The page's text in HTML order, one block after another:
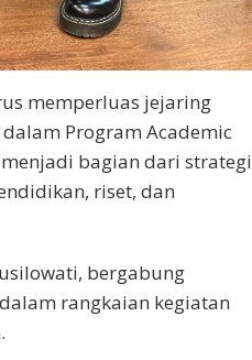
memperluas jejaring
Program Academic
bagian dari strategi
riset, dan
bergabung
rangkaian kegiatan